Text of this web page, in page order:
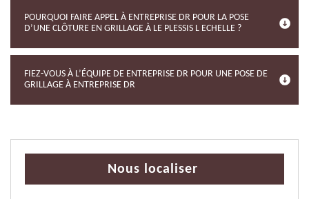
POURQUOI FAIRE APPEL À ENTREPRISE DR POUR LA POSE
D’UNE CLÔTURE EN GRILLAGE À LE PLESSIS L ECHELLE ?
FIEZ-VOUS À L’ÉQUIPE DE ENTREPRISE DR POUR UNE POSE DE
GRILLAGE À ENTREPRISE DR
Nous localiser